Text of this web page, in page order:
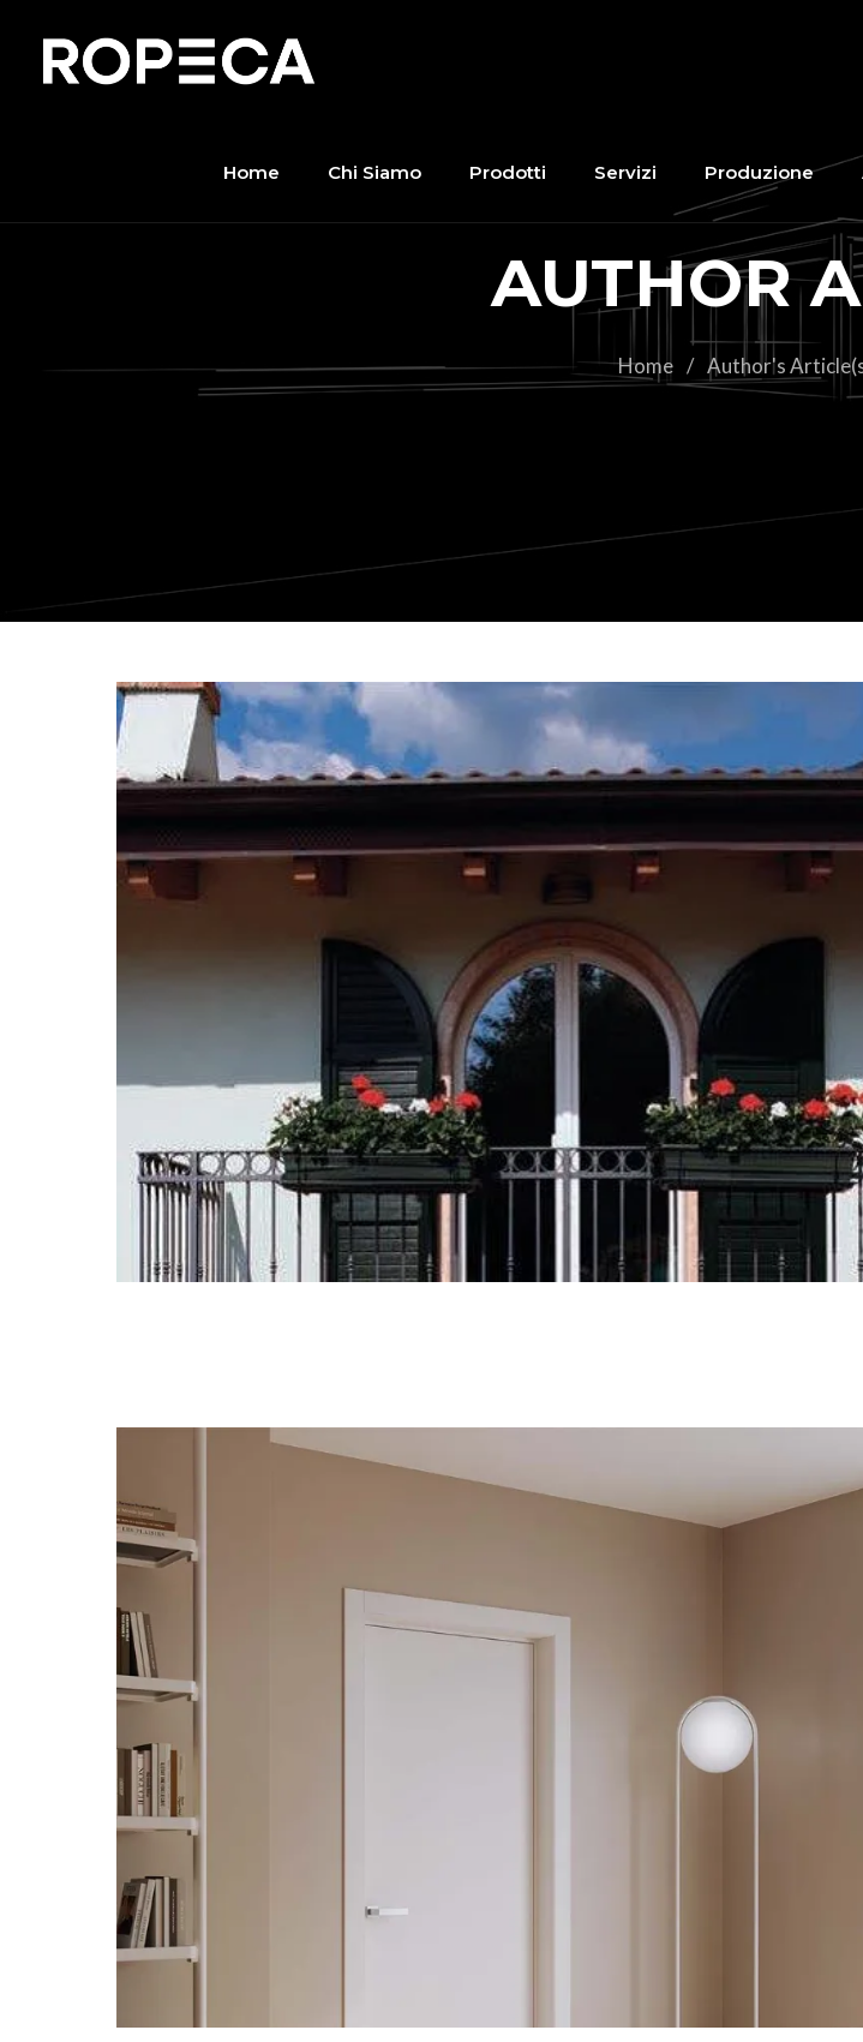
Home Chi Siamo Prodotti Servizi Produzione
AUTHOR
Home / Author's